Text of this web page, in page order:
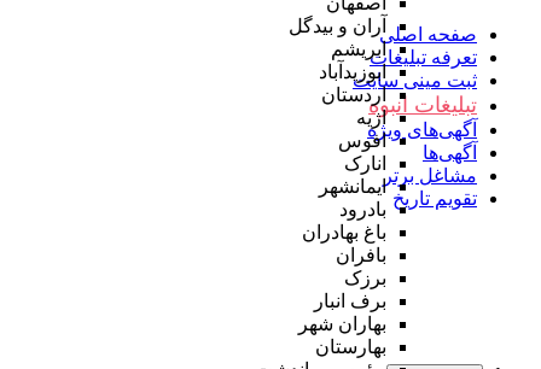
آران و بیدگل
ابریشم
ابوزیدآباد
اردستان
اژیه
افوس
انارک
ایمانشهر
بادرود
باغ بهادران
بافران
برزک
برف انبار
بهاران شهر
بهارستان
صفحه اصلی
تعرفه تبلیغات
ثبت مینی سایت
تبلیغات انبوه
آگهی‌های ویژه
آگهی‌ها
مشاغل برتر
تقویم تاریخ